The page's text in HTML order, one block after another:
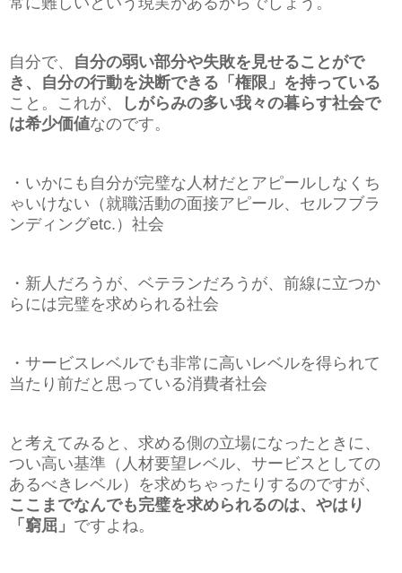
自分で、 自分の弱い部分や失敗を見せることがで
き、自分の行動を決断できる「権限」を持っている
こと。これが、
しがらみの多い我々の暮らす社会で
は希少価値なのです。
・いかにも自分が完璧な人材だとアピールしなくち
ゃいけない（就職活動の面接アピール、セルフブラ
ンディングetc.）社会
・新人だろうが、ベテランだろうが、前線に立つか
らには完璧を求められる社会
・サービスレベルでも非常に高いレベルを得られて
当たり前だと思っている消費者社会
と考えてみると、求める側の立場になったときに、
つい高い基準（人材要望レベル、サービスとしての
あるべきレベル）を求めちゃったりするのですが、
ここまでなんでも完璧を求められるのは、やはり
「窮屈」 ですよね。